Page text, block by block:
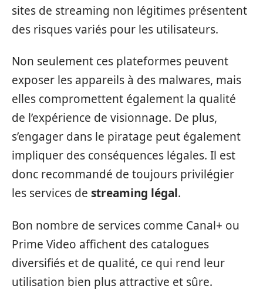
sites de streaming non légitimes présentent
des risques variés pour les utilisateurs.
Non seulement ces plateformes peuvent
exposer les appareils à des malwares, mais
elles compromettent également la qualité
de l’expérience de visionnage. De plus,
s’engager dans le piratage peut également
impliquer des conséquences légales. Il est
donc recommandé de toujours privilégier
les services de streaming légal.
Bon nombre de services comme Canal+ ou
Prime Video affichent des catalogues
diversifiés et de qualité, ce qui rend leur
utilisation bien plus attractive et sûre.